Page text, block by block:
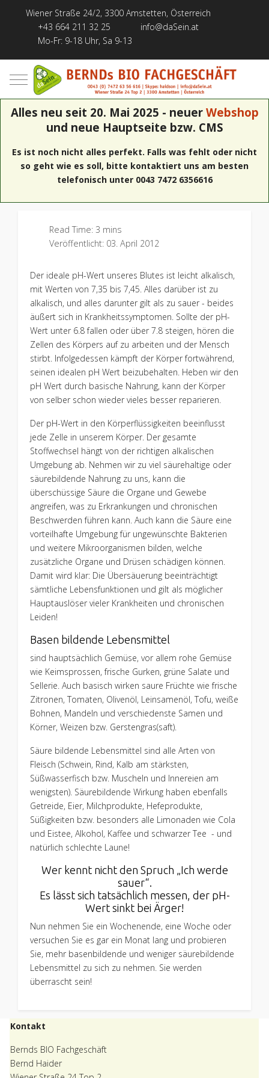
Wiener Straße 24/2, 3300 Amstetten, Österreich
+43 664 211 32 25
info@daSein.at
Mo-Fr: 9-18 Uhr, Sa 9-13
Mobile Menu Toggle
Alles neu seit 20. Mai 2025 - neuer Webshop
und neue Hauptseite bzw. CMS
Es ist noch nicht alles perfekt. Falls was fehlt oder nicht
so geht wie es soll, bitte kontaktiert uns am besten
telefonisch unter 0043 7472 6356616
Read Time: 3 mins
Veröffentlicht: 03. April 2012
Der ideale pH-Wert unseres Blutes ist leicht alkalisch,
mit Werten von 7,35 bis 7,45. Alles darüber ist zu
alkalisch, und alles darunter gilt als zu sauer - beides
äußert sich in Krankheitssymptomen. Sollte der pH-
Wert unter 6.8 fallen oder über 7.8 steigen, hören die
Zellen des Körpers auf zu arbeiten und der Mensch
stirbt. Infolgedessen kämpft der Körper fortwährend,
seinen idealen pH Wert beizubehalten. Heben wir den
pH Wert durch basische Nahrung, kann der Körper
von selber schon wieder vieles besser reparieren.
Der pH-Wert in den Körperflüssigkeiten beeinflusst
jede Zelle in unserem Körper. Der gesamte
Stoffwechsel hängt von der richtigen alkalischen
Umgebung ab. Nehmen wir zu viel säurehaltige oder
säurebildende Nahrung zu uns, kann die
überschüssige Säure die Organe und Gewebe
angreifen, was zu Erkrankungen und chronischen
Beschwerden führen kann. Auch kann die Säure eine
vorteilhafte Umgebung für ungewünschte Bakterien
und weitere Mikroorganismen bilden, welche
zusätzliche Organe und Drüsen schädigen können.
Damit wird klar: Die Übersäuerung beeinträchtigt
sämtliche Lebensfunktionen und gilt als möglicher
Hauptauslöser vieler Krankheiten und chronischen
Leiden!
Basen bildende Lebensmittel
sind hauptsächlich Gemüse, vor allem rohe Gemüse
wie Keimsprossen, frische Gurken, grüne Salate und
Sellerie. Auch basisch wirken saure Früchte wie frische
Zitronen, Tomaten, Olivenöl, Leinsamenöl, Tofu, weiße
Bohnen, Mandeln und verschiedenste Samen und
Körner, Weizen bzw. Gerstengras(saft).
Säure bildende Lebensmittel sind alle Arten von
Fleisch (Schwein, Rind, Kalb am stärksten,
Süßwasserfisch bzw. Muscheln und Innereien am
wenigsten). Säurebildende Wirkung haben ebenfalls
Getreide, Eier, Milchprodukte, Hefeprodukte,
Süßigkeiten bzw. besonders alle Limonaden wie Cola
und Eistee, Alkohol, Kaffee und schwarzer Tee - und
natürlich schlechte Laune!
Wer kennt nicht den Spruch „Ich werde
sauer“.
Es lässt sich tatsächlich messen, der pH-
Wert sinkt bei Ärger!
Nun nehmen Sie ein Wochenende, eine Woche oder
versuchen Sie es gar ein Monat lang und probieren
Sie, mehr basenbildende und weniger säurebildende
Lebensmittel zu sich zu nehmen. Sie werden
überrascht sein!
Kontakt
Bernds BIO Fachgeschäft
Bernd Haider